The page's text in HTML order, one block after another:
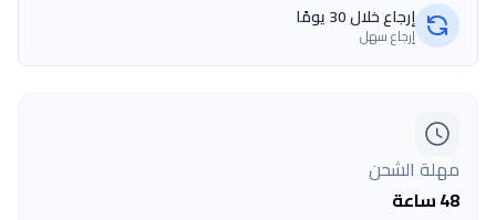
إرجاع خلال 30 يومًا
إرجاع سهل
مهلة الشحن
48 ساعة